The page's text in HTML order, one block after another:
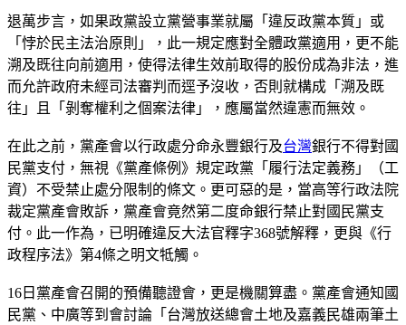
退萬步言，如果政黨設立黨營事業就屬「違反政黨本質」或
「悖於民主法治原則」，此一規定應對全體政黨適用，更不能
溯及既往向前適用，使得法律生效前取得的股份成為非法，進
而允許政府未經司法審判而逕予沒收，否則就構成「溯及既
往」且「剝奪權利之個案法律」，應屬當然違憲而無效。
在此之前，黨產會以行政處分命永豐銀行及台灣銀行不得對國
民黨支付，無視《黨產條例》規定政黨「履行法定義務」（工
資）不受禁止處分限制的條文。更可惡的是，當高等行政法院
裁定黨產會敗訴，黨產會竟然第二度命銀行禁止對國民黨支
付。此一作為，已明確違反大法官釋字368號解釋，更與《行
政程序法》第4條之明文牴觸。
16日黨產會召開的預備聽證會，更是機關算盡。黨產會通知國
民黨、中廣等到會討論「台灣放送總會土地及嘉義民雄兩筆土